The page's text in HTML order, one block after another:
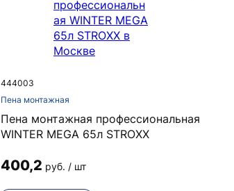
444003
Пена монтажная
Пена монтажная профессиональная
WINTER MEGA 65л STROXX
400,2 руб. / шт